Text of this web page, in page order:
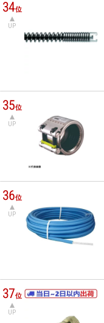
34位
UP
35位
UP
36位
UP
37位
UP